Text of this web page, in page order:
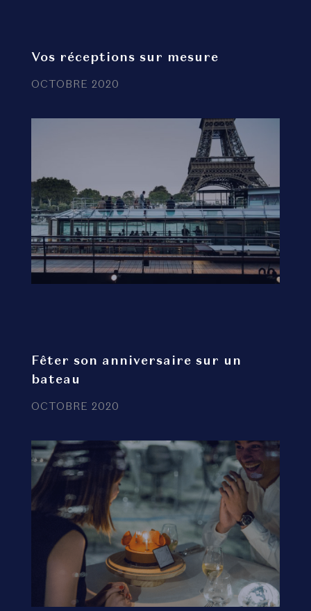
Vos réceptions sur mesure
OCTOBRE 2020
Fêter son anniversaire sur un
bateau
OCTOBRE 2020